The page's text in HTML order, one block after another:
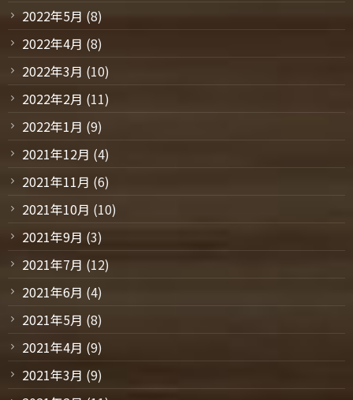
2022年5月 (8)
2022年4月 (8)
2022年3月 (10)
2022年2月 (11)
2022年1月 (9)
2021年12月 (4)
2021年11月 (6)
2021年10月 (10)
2021年9月 (3)
2021年7月 (12)
2021年6月 (4)
2021年5月 (8)
2021年4月 (9)
2021年3月 (9)